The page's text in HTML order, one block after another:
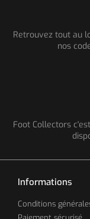
Retrouvez tout au
nos
Foot Collectors
Informations
Conditions